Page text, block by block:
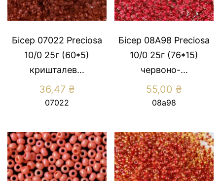
Бісер 07022 Preсiosa
10/0 25г (60*5)
кришталев...
36,47 ₴
07022
Бісер 08А98 Preсiosa
10/0 25г (76*15)
червоно-...
55,00 ₴
08а98